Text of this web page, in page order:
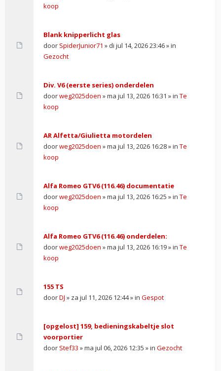
koop
Blank knipperlicht glas
door SpiderJunior71 » di jul 14, 2026 23:46 » in
Gezocht
Div. V6 (eerste series) onderdelen
doorweg2025doen » ma jul 13, 2026 16:31 » in Te
koop
AR Alfetta/Giulietta motordelen
doorweg2025doen » ma jul 13, 2026 16:28 » in Te
koop
Alfa Romeo GTV6 (116.46) documentatie
doorweg2025doen » ma jul 13, 2026 16:25 » in Te
koop
Alfa Romeo GTV6 (116.46) onderdelen:
doorweg2025doen » ma jul 13, 2026 16:19 » in Te
koop
155 TS
doorDJ » za jul 11, 2026 12:44 » in Gespot
[opgelost] 159, bedieningskabeltje slot
voorportier
door Stef33 » ma jul 06, 2026 12:35 » in Gezocht